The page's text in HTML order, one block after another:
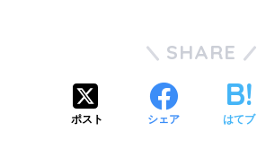
SHARE
ポスト シェア はてブ